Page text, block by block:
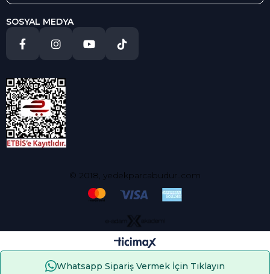
SOSYAL MEDYA
© 2018, yedekparcabudur..com
Whatsapp Sipariş Vermek İçin Tıklayın